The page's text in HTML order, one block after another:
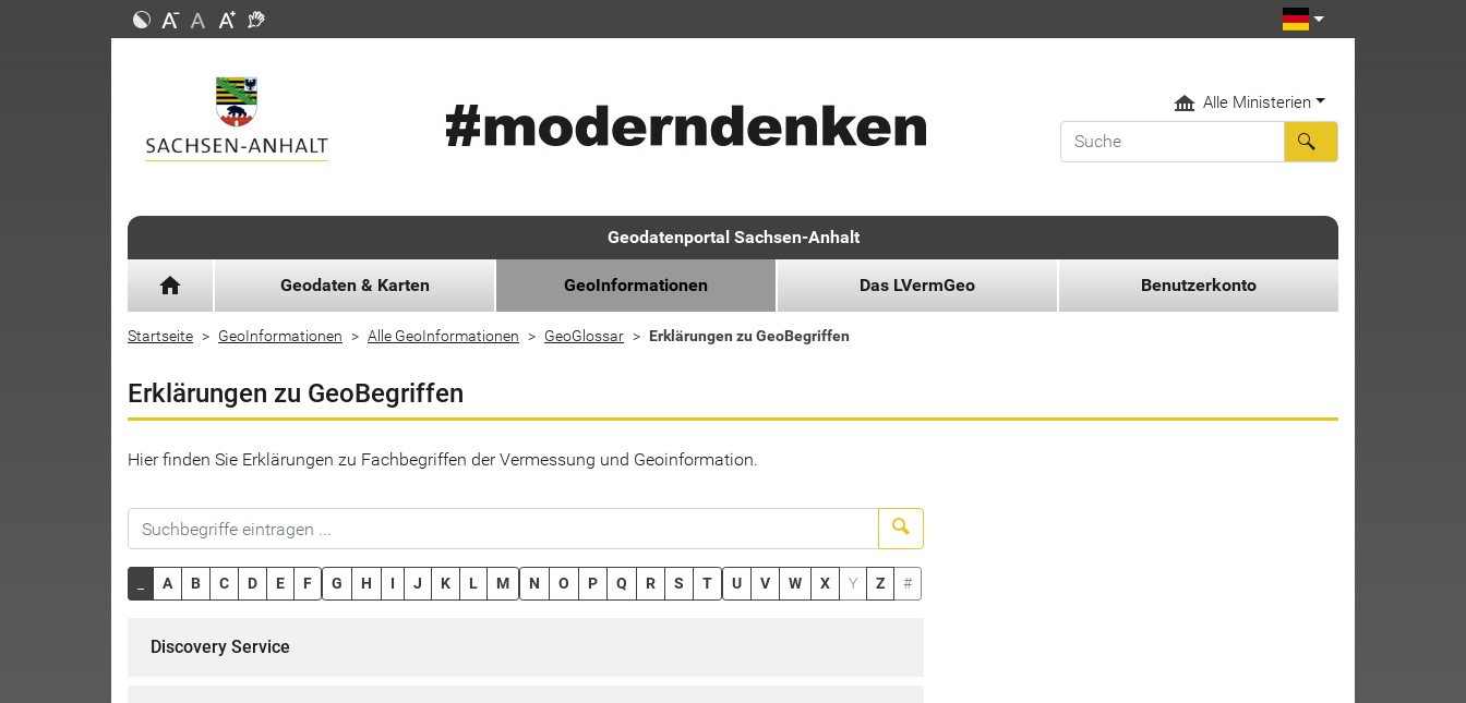
Alle Ministerien
Geodatenportal Sachsen-Anhalt
home Geodaten & Karten GeoInformationen Das LVermGeo Benutzerkonto
Startseite GeoInformationen Alle GeoInformationen GeoGlossar Erklärungen zu GeoBegriffen
Erklärungen zu GeoBegriffen
Hier finden Sie Erklärungen zu Fachbegriffen der Vermessung und Geoinformation.
A B C D E F G H I J K L M N O P Q R S T U V W X Y Z #
Discovery Service